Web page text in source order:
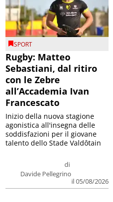
SPORT
Rugby: Matteo
Sebastiani, dal ritiro
con le Zebre
all’Accademia Ivan
Francescato
Davide Pellegrino
Inizio della nuova stagione
agonistica all'insegna delle
soddisfazioni per il giovane
talento dello Stade Valdôtain